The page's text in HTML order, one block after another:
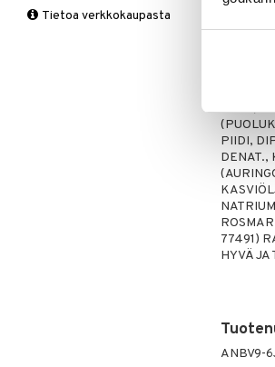
AQUA
VITIS-
UUTE,
PIIDI,
DENAT.,
77491)
HYVÄ JA
ANBV9-
Polvisukat
Laktoori-intoleranssi
Magnesium
Tietoa verkkokaupasta